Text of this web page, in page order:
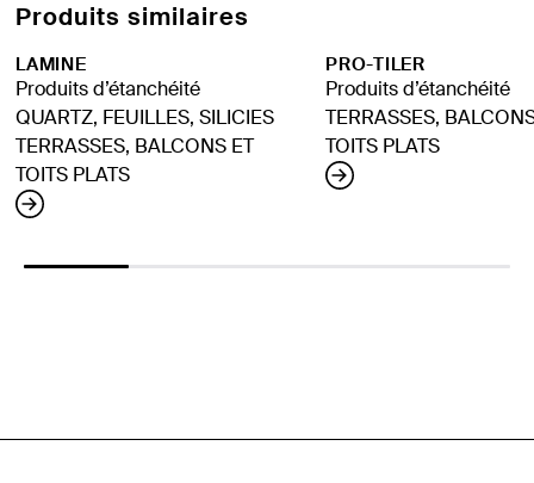
Produits similaires
LAMINE
Produits d’étanchéité
QUARTZ, FEUILLES, SILICIES
TERRASSES, BALCONS ET
TOITS PLATS
PRO-TILER
Produits d’étanchéité
TERRASSES,
TOITS PLATS